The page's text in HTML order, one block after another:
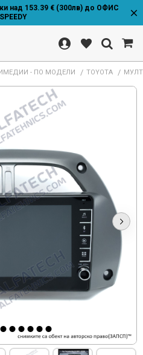
над 153.39 € (300лв) до ОФИС
- ПО МОДЕЛИ TOYOTA